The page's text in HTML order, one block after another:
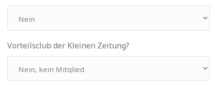
Vorteilsclub der Kleinen Zeitung?